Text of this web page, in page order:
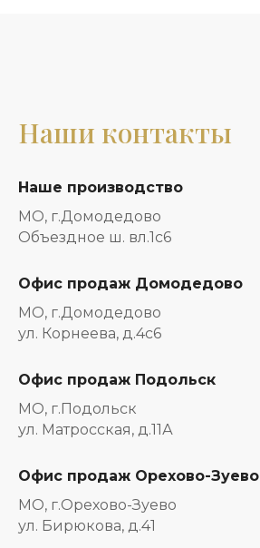
Наши контакты
Наше производство
МО, г.Домодедово
Объездное ш. вл.1с6
Офис продаж Домодедово
МО, г.Домодедово
ул. Корнеева, д.4с6
Офис продаж Подольск
МО, г.Подольск
ул. Матросская, д.11А
Офис продаж Орехово-Зуево
МО, г.Орехово-Зуево
ул. Бирюкова, д.41